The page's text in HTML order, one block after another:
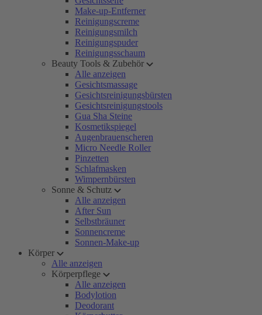
Make-up-Entferner
Reinigungscreme
Reinigungsmilch
Reinigungspuder
Reinigungsschaum
Beauty Tools & Zubehör
Alle anzeigen
Gesichtsmassage
Gesichtsreinigungsbürsten
Gesichtsreinigungstools
Gua Sha Steine
Kosmetikspiegel
Augenbrauenscheren
Micro Needle Roller
Pinzetten
Schlafmasken
Wimpernbürsten
Sonne & Schutz
Alle anzeigen
After Sun
Selbstbräuner
Sonnencreme
Sonnen-Make-up
Körper
Alle anzeigen
Körperpflege
Alle anzeigen
Bodylotion
Deodorant